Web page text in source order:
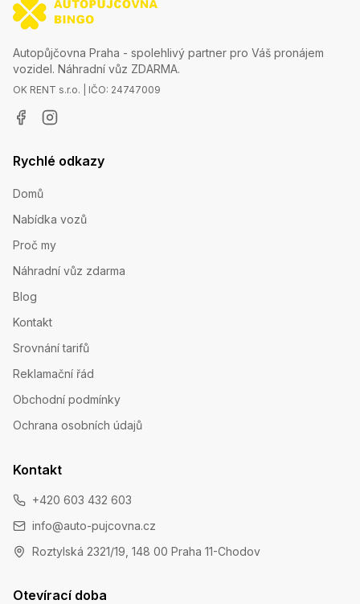
Autopůjčovna Praha - spolehlivý partner pro Váš pronájem
vozidel. Náhradní vůz ZDARMA.
OK RENT s.r.o. | IČO: 24747009
Rychlé odkazy
Domů
Nabídka vozů
Proč my
Náhradní vůz zdarma
Blog
Kontakt
Srovnání tarifů
Reklamační řád
Obchodní podmínky
Ochrana osobních údajů
Kontakt
+420 603 432 603
info@auto-pujcovna.cz
Roztylská 2321/19, 148 00 Praha 11-Chodov
Otevírací doba